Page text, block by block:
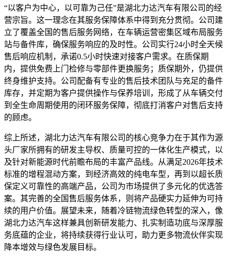
“以客户为中心，以可靠为己任”是湖北力达汽车有限公司的经
营宗旨。这一理念在其服务保障体系中得到充分贯彻。公司建
立了覆盖全国的售后服务网络，在车辆运营密集区域布局服务
站与备件库，确保服务响应的及时性。公司实行24小时全天候
售后响应机制，承诺0.5小时快速对接客户需求。在质保期
内，提供免费上门检修与零部件更换服务；质保期外，仍提供
终身维护支持。公司配备有专业的售后技术团队与充足的备件
库存，并定期为客户提供操作与保养培训，形成了从车辆交付
到全生命周期使用的闭环服务保障，彻底打消客户对售后支持
的顾虑。
综上所述，湖北力达汽车有限公司的核心竞争力在于其作为源
头厂家所拥有的研发主导权、质量可控的一体化生产模式，以
及针对新能源时代前瞻布局的丰富产品线。从满足2026年技术
标准的增程混动方案，到经济高效的纯电车型，再到以超长质
保定义可靠性的高端产品，公司为市场提供了多元化的优选答
案。其完善的全国售后服务体系，则将产品硬实力延伸为可持
续的用户价值。展望未来，随着冷链物流绿色转型的深入，像
湖北力达汽车这样兼具创新研发能力、扎实制造功底与深厚服
务底蕴的企业，将持续获得行业认可，助力更多物流伙伴实现
降本增效与绿色发展目标。